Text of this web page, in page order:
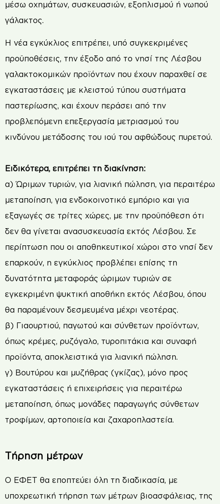
μέσω οχημάτων, συσκευασιών, εξοπλισμού ή νωπού
γάλακτος.
Η νέα εγκύκλιος επιτρέπει, υπό συγκεκριμένες
προϋποθέσεις, την έξοδο από το νησί της Λέσβου
γαλακτοκομικών προϊόντων που έχουν παραχθεί σε
εγκαταστάσεις με κλειστού τύπου συστήματα
παστερίωσης, και έχουν περάσει από την
προβλεπόμενη επεξεργασία μετριασμού του
κινδύνου μετάδοσης του ιού του αφθώδους πυρετού.
Ειδικότερα, επιτρέπει τη διακίνηση:
α) Ώριμων τυριών, για λιανική πώληση, για περαιτέρω
μεταποίηση, για ενδοκοινοτικό εμπόριο και για
εξαγωγές σε τρίτες χώρες, με την προϋπόθεση ότι
δεν θα γίνεται ανασυσκευασία εκτός Λέσβου. Σε
περίπτωση που οι αποθηκευτικοί χώροι στο νησί δεν
επαρκούν, η εγκύκλιος προβλέπει επίσης τη
δυνατότητα μεταφοράς ώριμων τυριών σε
εγκεκριμένη ψυκτική αποθήκη εκτός Λέσβου, όπου
θα παραμένουν δεσμευμένα μέχρι νεοτέρας.
β) Γιαουρτιού, παγωτού και σύνθετων προϊόντων,
όπως κρέμες, ρυζόγαλο, τυροπιτάκια και συναφή
προϊόντα, αποκλειστικά για λιανική πώληση.
γ) Βουτύρου και μυζήθρας (γκίζας), μόνο προς
εγκαταστάσεις ή επιχειρήσεις για περαιτέρω
μεταποίηση, όπως μονάδες παραγωγής σύνθετων
τροφίμων, αρτοποιεία και ζαχαροπλαστεία.
Τήρηση μέτρων
Ο ΕΦΕΤ θα εποπτεύει όλη τη διαδικασία, με
υποχρεωτική τήρηση των μέτρων βιοασφάλειας, της